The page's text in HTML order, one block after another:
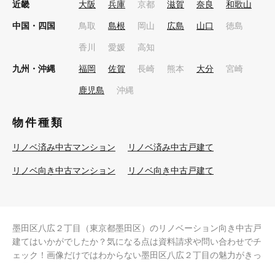
近畿 大阪 兵庫 京都 滋賀 奈良 和歌山
中国・四国 鳥取 島根 岡山 広島 山口 徳島
香川 愛媛 高知
九州・沖縄 福岡 佐賀 長崎 熊本 大分 宮崎
鹿児島 沖縄
物件種類
リノベ済み中古マンション リノベ済み中古戸建て
リノベ向き中古マンション リノベ向き中古戸建て
墨田区八広２丁目（東京都墨田区）のリノベーション向き中古戸
建てはいかがでしたか？気になる点は資料請求や問い合わせでチ
ェック！画像だけではわからない墨田区八広２丁目の魅力がきっ